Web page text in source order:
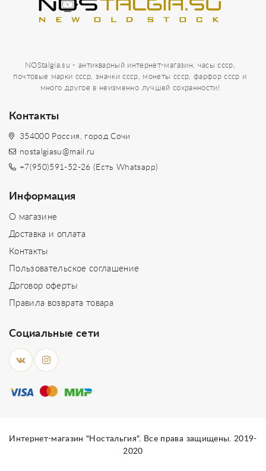
NOStalgia.su - антикварный интернет-магазин, часы ссср,
почтовые марки ссср, значки ссср, монеты ссср, фарфор ссср и
много другое в неизменно лучшей сохранности!
Контакты
354000 Россия, город Сочи
nostalgiasu@mail.ru
+7(950)591-52-26 (Есть Whatsapp)
Информация
О магазине
Доставка и оплата
Контакты
Пользовательское соглашение
Договор оферты
Правила возврата товара
Социальные сети
Интернет-магазин "Ностальгия". Все права защищены. 2019-
2020